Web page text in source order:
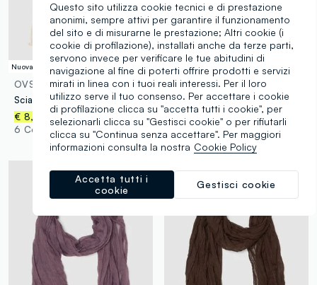
Nuova Collezione
OVS
Sciarpa beige effetto stropicciato semitrasparente
€ 8,95
6 Colori
Nuova Collezione
OVS
Sciarpa verde effetto stropicciato semitrasparente
€ 8,95
6 Colori
Questo sito utilizza cookie tecnici e di prestazione
anonimi, sempre attivi per garantire il funzionamento
del sito e di misurarne le prestazione; Altri cookie (i
cookie di profilazione), installati anche da terze parti,
servono invece per verificare le tue abitudini di
navigazione al fine di poterti offrire prodotti e servizi
mirati in linea con i tuoi reali interessi. Per il loro
utilizzo serve il tuo consenso. Per accettare i cookie
di profilazione clicca su "accetta tutti i cookie", per
selezionarli clicca su "Gestisci cookie" o per rifiutarli
clicca su "Continua senza accettare". Per maggiori
informazioni consulta la nostra Cookie Policy
Gestisci cookie
Accetta tutti i
cookie